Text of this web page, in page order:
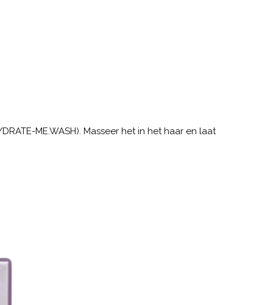
ME.WASH). Masseer het in het haar en laat